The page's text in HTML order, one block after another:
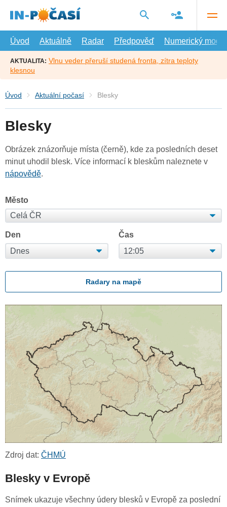
hlavní
Úvod
Aktuálně Radar Předpověď Numerický model
AKTUALITA: Vlnu veder přeruší studená fronta, zítra teploty
klesnou
Úvod Aktuální počasí Blesky
Blesky
Obrázek znázorňuje místa (černě), kde za posledních deset
minut uhodil blesk. Více informací k bleskům naleznete v
nápovědě.
Město
Den Čas
Radary na mapě
Zdroj dat: ČHMÚ
Blesky v Evropě
Snímek ukazuje všechny údery blesků v Evropě za poslední